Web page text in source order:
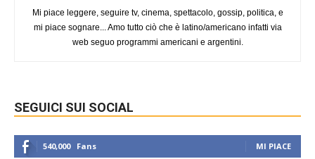
Mi piace leggere, seguire tv, cinema, spettacolo, gossip, politica, e
mi piace sognare... Amo tutto ciò che è latino/americano infatti via
web seguo programmi americani e argentini.
SEGUICI SUI SOCIAL
540,000 Fans MI PIACE